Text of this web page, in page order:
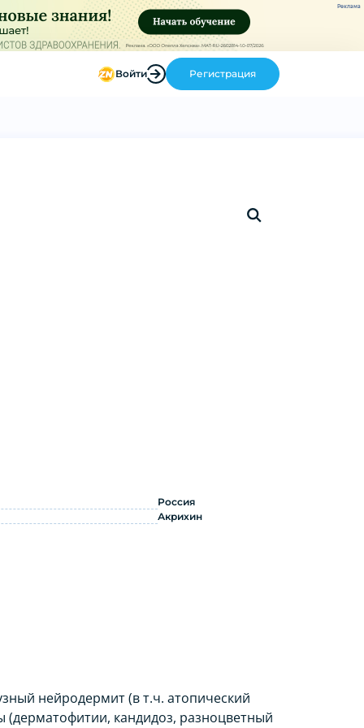
Реклама
Войти Регистрация
Россия
Акрихин
нейродермит (в т.ч. атопический
кандидоз, разноцветный